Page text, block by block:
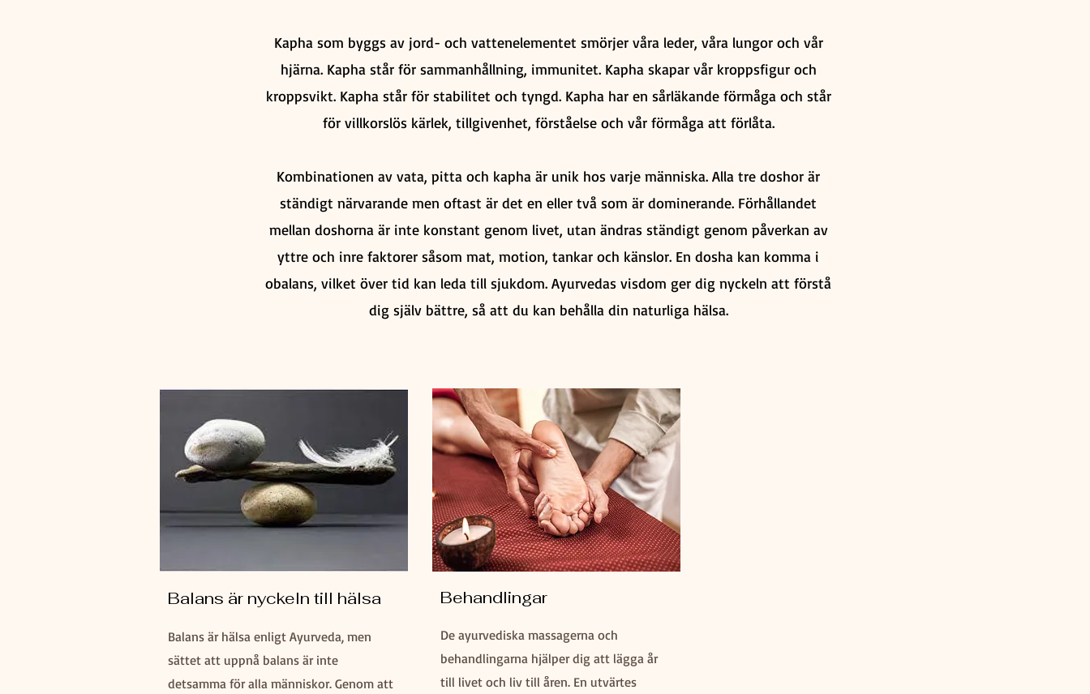
Kapha som byggs av jord- och vattenelementet smörjer våra leder, våra lungor och vår
hjärna. Kapha står för sammanhållning, immunitet. Kapha skapar vår kroppsfigur och
kroppsvikt. Kapha står för stabilitet och tyngd. Kapha har en sårläkande förmåga och står
för villkorslös kärlek, tillgivenhet, förståelse och vår förmåga att förlåta.
Kombinationen av vata, pitta och kapha är unik hos varje människa. Alla tre doshor är
ständigt närvarande men oftast är det en eller två som är dominerande. Förhållandet
mellan doshorna är inte konstant genom livet, utan ändras ständigt genom påverkan av
yttre och inre faktorer såsom mat, motion, tankar och känslor. En dosha kan komma i
obalans, vilket över tid kan leda till sjukdom. Ayurvedas visdom ger dig nyckeln att förstå
dig själv bättre, så att du kan behålla din naturliga hälsa.
Balans är nyckeln till hälsa
Balans är hälsa enligt Ayurveda, men
sättet att uppnå balans är inte
detsamma för alla människor. Genom att
Behandlingar
De ayurvediska massagerna och
behandlingarna hjälper dig att lägga år
till livet och liv till åren. En utvärtes